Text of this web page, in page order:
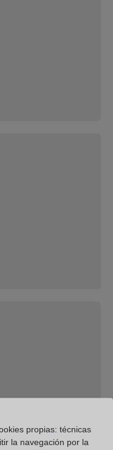
propias: técnicas
la navegación por la